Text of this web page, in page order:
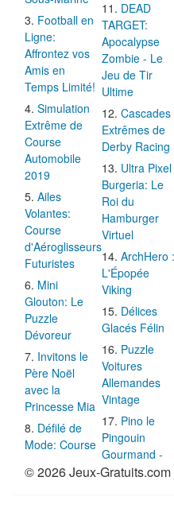
Football en
Ligne:
Affrontez vos
Amis en
Temps Limité!
Simulation
Extrême de
Course
Automobile
2019
Ailes
Volantes:
Course
d'Aéroglisseurs
Futuristes
Mini
Glouton: Le
Puzzle
Dévoreur
Invitons le
Père Noël
avec la
Princesse Mia
Défilé de
Mode: Course
DEAD
TARGET:
Apocalypse
Zombie - Le
Jeu de Tir
Ultime
Cascades
Extrêmes de
Derby Racing
Ultra Pixel
Burgeria: Le
Roi du
Hamburger
Virtuel
ArchHero :
L'Épopée
Viking
Délices
Glacés Félin
Puzzle
Voitures
Allemandes
Vintage
Pino le
Pingouin
Gourmand -
© 2026 Jeux-Gratuits.com